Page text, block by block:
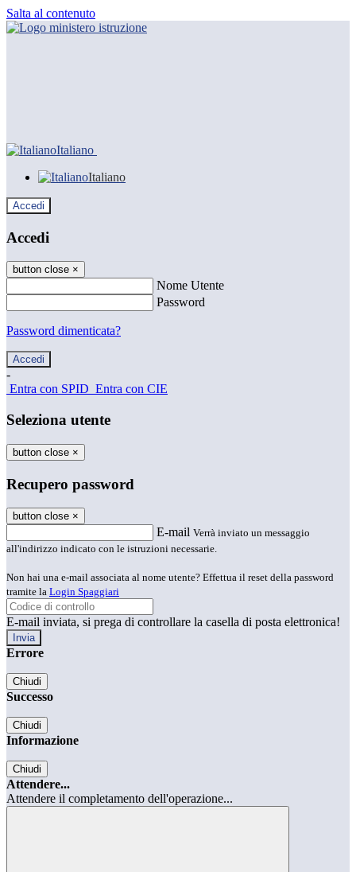
Salta al contenuto
Italiano
Italiano
Accedi
Accedi
button close ×
Nome Utente
Password
Password dimenticata?
-
Entra con SPID Entra con CIE
Seleziona utente
button close ×
Recupero password
button close ×
E-mail Verrà inviato un messaggio
all'indirizzo indicato con le istruzioni necessarie.
Non hai una e-mail associata al nome utente? Effettua il reset della password
tramite la Login Spaggiari
E-mail inviata, si prega di controllare la casella di posta elettronica!
Errore
Chiudi
Successo
Chiudi
Informazione
Chiudi
Attendere...
Attendere il completamento dell'operazione...